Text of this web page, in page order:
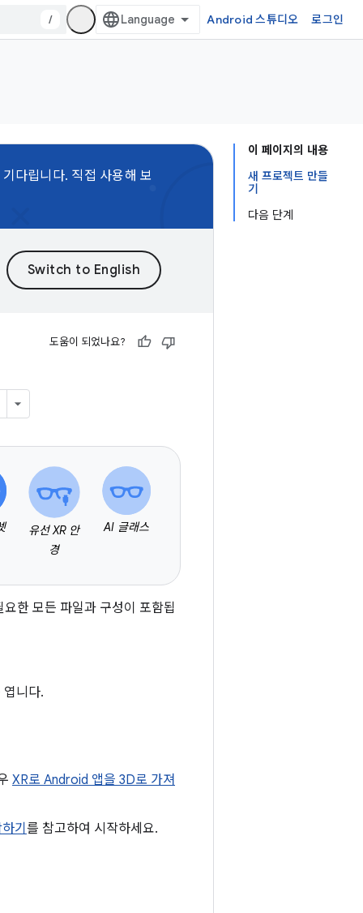
/ Android 스튜디오 로그인
이 페이지의 내용
새 프로젝트 만들
기
다음 단계
다립니다. 직접 사용해 보
도움이 되었나요?
유선 XR 안
경
AI 글래스
한 모든 파일과 구성이 포함됩
니다.
XR로 Android 앱을 3D로 가져
기 를 참고하여 시작하세요.